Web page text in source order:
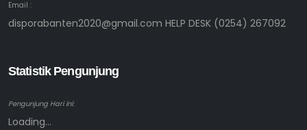
Email :
disporabanten2020@gmail.com HELP DESK (0254) 267092
Statistik Pengunjung
Pengunjung Hari ini:
Loading...